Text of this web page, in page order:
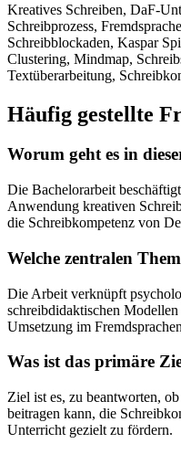
Kreatives Schreiben, DaF-
Schreibprozess,
Schreibblockaden, Kaspar
Clustering, Mindmap,
Textüberarbeitung,
Häufig gestellte
Worum geht es in
Die Bachelorarbeit
Anwendung kreativen
die Schreibkompetenz von
Welche zentralen
Die Arbeit verknüpft
schreibdidaktischen
Umsetzung im
Was ist das primäre
Ziel ist es, zu beantworten,
beitragen kann, die
Unterricht gezielt zu fördern.